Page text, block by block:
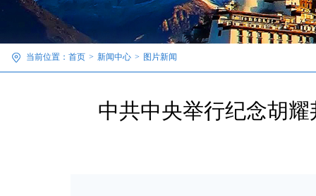
当前位置： 首页 > 新闻中心 > 图片新闻
中共中央举行纪念胡